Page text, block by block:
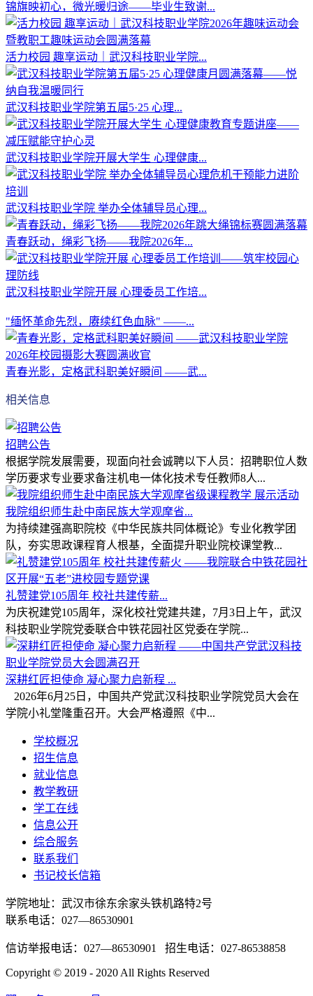
锦旗映初心，微光暖归途——毕业生致谢...
活力校园 趣享运动｜武汉科技职业学院...
武汉科技职业学院第五届5·25 心理...
武汉科技职业学院开展大学生 心理健康...
武汉科技职业学院 举办全体辅导员心理...
青春跃动，绳彩飞扬——我院2026年...
武汉科技职业学院开展 心理委员工作培...
"缅怀革命先烈，赓续红色血脉" ——...
青春光影，定格武科职美好瞬间 ——武...
相关信息
招聘公告
根据学院发展需要，现面向社会诚聘以下人员：招聘职位人数
学历要求专业要求备注机电一体化技术专任教师8人...
我院组织师生赴中南民族大学观摩省...
为持续建强高职院校《中华民族共同体概论》专业化教学团
队，夯实思政课程育人根基，全面提升职业院校课堂教...
礼赞建党105周年 校社共建传薪...
为庆祝建党105周年，深化校社党建共建，7月3日上午，武汉
科技职业学院党委联合中铁花园社区党委在学院...
深耕红匠担使命 凝心聚力启新程 ...
2026年6月25日，中国共产党武汉科技职业学院党员大会在
学院小礼堂隆重召开。大会严格遵照《中...
学校概况
招生信息
就业信息
教学教研
学工在线
信息公开
综合服务
联系我们
书记校长信箱
学院地址： 武汉市徐东余家头铁机路特2号
联系电话：027—86530901
信访举报电话：027—86530901 招生电话：027-86538858
Copyright © 2019 - 2020 All Rights Reserved